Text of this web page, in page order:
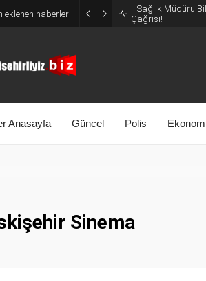
eklenen haberler
İl Sağlık Müdürü
Çağrısı!
Anasayfa Güncel Polis
Sinema